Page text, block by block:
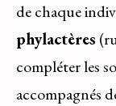
de chaque
phylactères
compléter les
accompagnés